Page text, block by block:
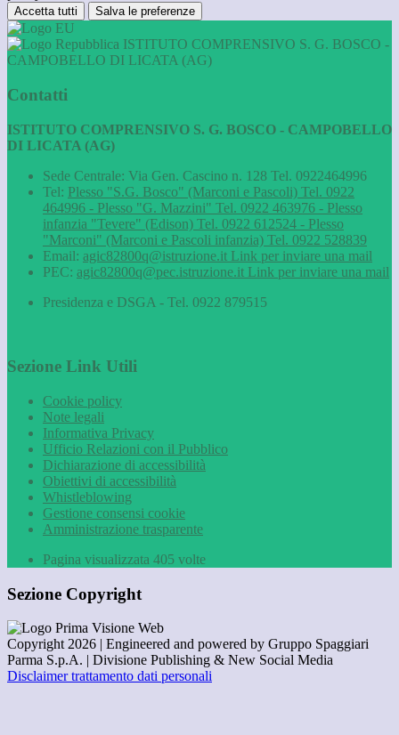
Accetta tutti Salva le preferenze
ISTITUTO COMPRENSIVO S. G. BOSCO -
CAMPOBELLO DI LICATA (AG)
Contatti
ISTITUTO COMPRENSIVO S. G. BOSCO - CAMPOBELLO
DI LICATA (AG)
Sede Centrale: Via Gen. Cascino n. 128 Tel. 0922464996
Tel: Plesso "S.G. Bosco" (Marconi e Pascoli) Tel. 0922
464996 - Plesso "G. Mazzini" Tel. 0922 463976 - Plesso
infanzia "Tevere" (Edison) Tel. 0922 612524 - Plesso
"Marconi" (Marconi e Pascoli infanzia) Tel. 0922 528839
Email: agic82800q@istruzione.it Link per inviare una mail
PEC: agic82800q@pec.istruzione.it Link per inviare una mail
Presidenza e DSGA - Tel. 0922 879515
Sezione Link Utili
Cookie policy
Note legali
Informativa Privacy
Ufficio Relazioni con il Pubblico
Dichiarazione di accessibilità
Obiettivi di accessibilità
Whistleblowing
Gestione consensi cookie
Amministrazione trasparente
Pagina visualizzata 405 volte
Sezione Copyright
Copyright 2026 | Engineered and powered by Gruppo Spaggiari
Parma S.p.A. | Divisione Publishing & New Social Media
Disclaimer trattamento dati personali